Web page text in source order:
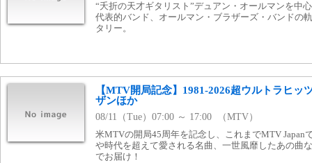
“夭折の天才ギタリスト”デュアン・オールマンを中
代表的バンド、オールマン・ブラザーズ・バンドの
タリー。
【MTV開局記念】1981-2026超ウルトラヒ
ザンほか
08/11（Tue）07:00 ～ 17:00 （MTV）
米MTVの開局45周年を記念し、これまでMTV Japan
や時代を超えて愛される名曲、一世風靡したあの曲
でお届け！